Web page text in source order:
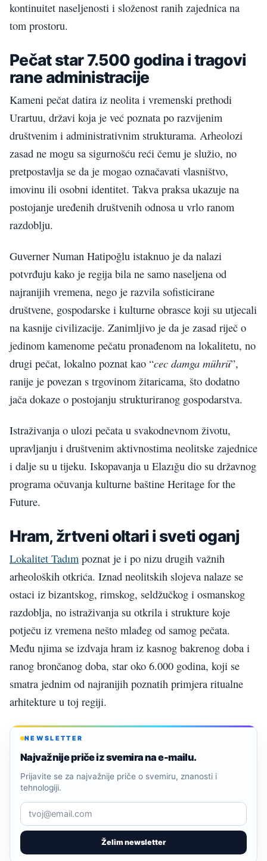
kontinuitet naseljenosti i složenost ranih zajednica na
tom prostoru.
Pečat star 7.500 godina i tragovi
rane administracije
Kameni pečat datira iz neolita i vremenski prethodi
Urartuu, državi koja je već poznata po razvijenim
društvenim i administrativnim strukturama. Arheolozi
zasad ne mogu sa sigurnošću reći čemu je služio, no
pretpostavlja se da je mogao označavati vlasništvo,
imovinu ili osobni identitet. Takva praksa ukazuje na
postojanje uređenih društvenih odnosa u vrlo ranom
razdoblju.
Guverner Numan Hatipoğlu istaknuo je da nalazi
potvrđuju kako je regija bila ne samo naseljena od
najranijih vremena, nego je razvila sofisticirane
društvene, gospodarske i kulturne obrasce koji su utjecali
na kasnije civilizacije. Zanimljivo je da je zasad riječ o
jedinom kamenome pečatu pronađenom na lokalitetu, no
drugi pečat, lokalno poznat kao “cec damga mührü”,
ranije je povezan s trgovinom žitaricama, što dodatno
jača dokaze o postojanju strukturiranog gospodarstva.
Istraživanja o ulozi pečata u svakodnevnom životu,
upravljanju i društvenim aktivnostima neolitske zajednice
i dalje su u tijeku. Iskopavanja u Elazığu dio su državnog
programa očuvanja kulturne baštine Heritage for the
Future.
Hram, žrtveni oltari i sveti oganj
Lokalitet Tadım poznat je i po nizu drugih važnih
arheoloških otkrića. Iznad neolitskih slojeva nalaze se
ostaci iz bizantskog, rimskog, seldžučkog i osmanskog
razdoblja, no istraživanja su otkrila i strukture koje
potječu iz vremena nešto mlađeg od samog pečata.
Među njima se izdvaja hram iz kasnog bakrenog doba i
ranog brončanog doba, star oko 6.000 godina, koji se
smatra jednim od najranijih poznatih primjera ritualne
arhitekture u toj regiji.
NEWSLETTER
Najvažnije priče iz svemira na e-mailu.
Želim newsletter
Prijavite se za najvažnije priče o svemiru, znanosti i
tehnologiji.